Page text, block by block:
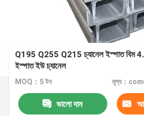
Q195 Q255 Q215 চ্যানেল ইস্পাত বিম 4.5
ইস্পাত ইউ চ্যানেল
MOQ：5 টন মূল্য：
ভালো দাম